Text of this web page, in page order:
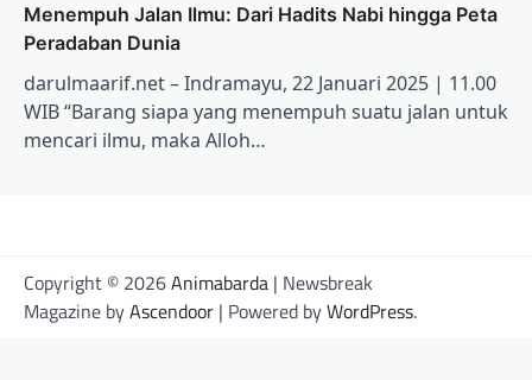
Menempuh Jalan Ilmu: Dari Hadits Nabi hingga Peta
Peradaban Dunia
darulmaarif.net – Indramayu, 22 Januari 2025 | 11.00
WIB “Barang siapa yang menempuh suatu jalan untuk
mencari ilmu, maka Alloh…
Copyright © 2026Animabarda | Newsbreak
Magazine byAscendoor | Powered byWordPress.